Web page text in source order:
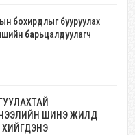
бохирдлыг бууруулах
барьцалдуулагч
ШИНЭ ЖИЛД